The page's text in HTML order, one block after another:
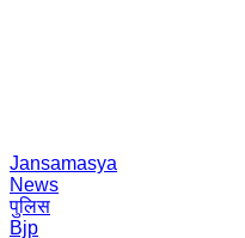
Jansamasya
News
पुलिस
Bjp